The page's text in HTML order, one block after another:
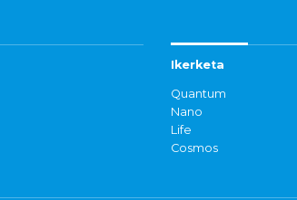
Ikerketa
Quantum
Nano
Life
Cosmos